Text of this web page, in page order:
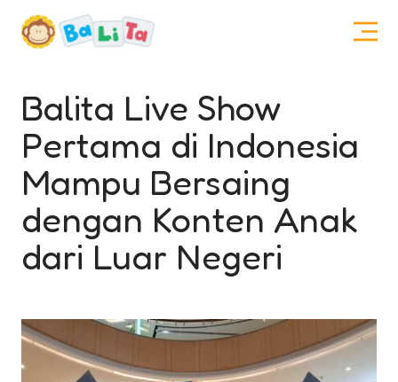
Balita Live Show
Pertama di Indonesia
Mampu Bersaing
dengan Konten Anak
dari Luar Negeri